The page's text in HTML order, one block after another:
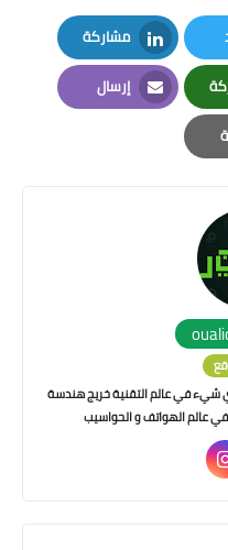
مشاركة
LinkedIn
إرسال
Email
باي شيء في عالم التقنية خريج هندسة
عالم الهواتف و الحواسيب